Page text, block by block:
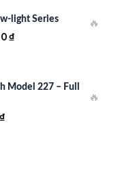
₫.
là:
14.000.000 ₫.
light Series
₫.
₫
là:
🔥
Model 227 – Full
₫
🔥